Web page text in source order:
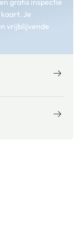
Je
vrijblijvende